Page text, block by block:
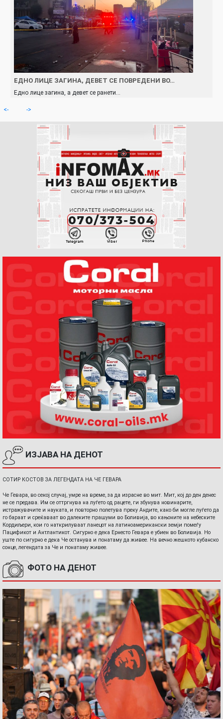
ЕДНО ЛИЦЕ ЗАГИНА, ДЕВЕТ СЕ ПОВРЕДЕНИ ВО…
Едно лице загина, а девет се ранети…
<- ->
ИЗЈАВА НА ДЕНОТ
СОТИР КОСТОВ ЗА ЛЕГЕНДАТА НА ЧЕ ГЕВАРА
Че Гевара, во секој случај, умре на време, за да израсне во мит. Мит, кој до ден денес
не се предава. Им се оттргнува на луѓето од рацете, ги збунува новинарите,
истражувачите и науката, и повторно полетува преку Андите, како би могле луѓето да
го бараат и среќаваат во далеките прашуми во Боливија, во кањоните на небеските
Кордиљери, кои го наткрилуваат ланецот на латиноамерикански земји помеѓу
Пацификот и Антлантикот. Сигурно е дека Ернесто Гевара е убиен во Боливија. Но
уште по сигурно е дека Че останува и понатаму да живее. На вечно жешкото кубанско
сонце, легендата за Че и понатаму живее.
ФОТО НА ДЕНОТ